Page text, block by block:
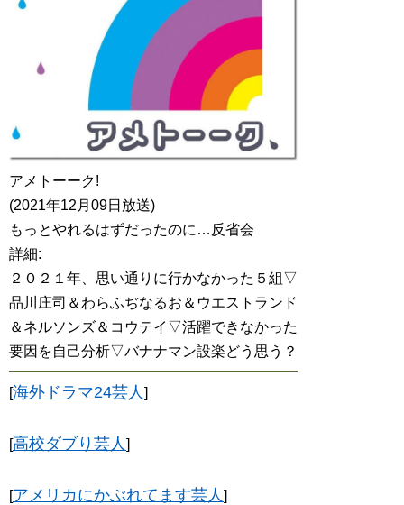
アメトーーク!
(2021年12月09日放送)
もっとやれるはずだったのに…反省会
詳細:
２０２１年、思い通りに行かなかった５組▽
品川庄司＆わらふぢなるお＆ウエストランド
＆ネルソンズ＆コウテイ▽活躍できなかった
要因を自己分析▽バナナマン設楽どう思う？
[海外ドラマ24芸人]
[高校ダブり芸人]
[アメリカにかぶれてます芸人]